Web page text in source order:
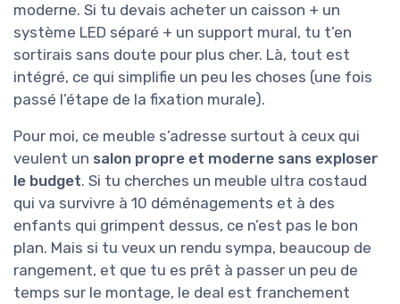
moderne. Si tu devais acheter un caisson + un
système LED séparé + un support mural, tu t’en
sortirais sans doute pour plus cher. Là, tout est
intégré, ce qui simplifie un peu les choses (une fois
passé l’étape de la fixation murale).
Pour moi, ce meuble s’adresse surtout à ceux qui
veulent un salon propre et moderne sans exploser
le budget. Si tu cherches un meuble ultra costaud
qui va survivre à 10 déménagements et à des
enfants qui grimpent dessus, ce n’est pas le bon
plan. Mais si tu veux un rendu sympa, beaucoup de
rangement, et que tu es prêt à passer un peu de
temps sur le montage, le deal est franchement